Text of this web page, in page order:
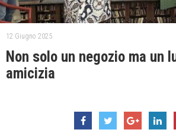
12 Giugno 2025
Non solo un negozio ma un
amicizia